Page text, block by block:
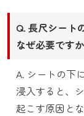
Q. 長尺シート
なぜ必要です
A. シートの下
浸入すると、
起こす原因と